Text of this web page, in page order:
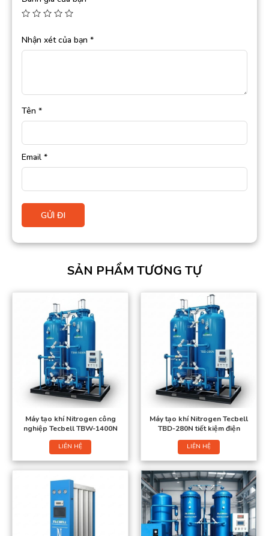
Nhận xét của bạn *
Tên *
Email *
SẢN PHẨM TƯƠNG TỰ
Máy tạo khí Nitrogen công
nghiệp Tecbell TBW-1400N
LIÊN HỆ
Máy tạo khí Nitrogen Tecbell
TBD-280N tiết kiệm điện
LIÊN HỆ